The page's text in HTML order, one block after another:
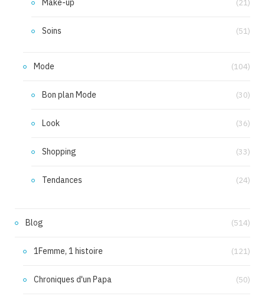
Make-up (21)
Soins (51)
Mode (104)
Bon plan Mode (30)
Look (36)
Shopping (33)
Tendances (24)
Blog (514)
1Femme, 1 histoire (121)
Chroniques d'un Papa (50)